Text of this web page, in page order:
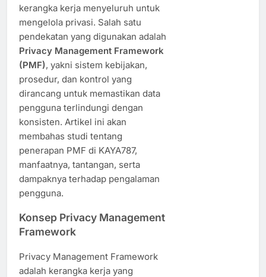
kerangka kerja menyeluruh untuk
mengelola privasi. Salah satu
pendekatan yang digunakan adalah
Privacy Management Framework
(PMF), yakni sistem kebijakan,
prosedur, dan kontrol yang
dirancang untuk memastikan data
pengguna terlindungi dengan
konsisten. Artikel ini akan
membahas studi tentang
penerapan PMF di KAYA787,
manfaatnya, tantangan, serta
dampaknya terhadap pengalaman
pengguna.
Konsep Privacy Management
Framework
Privacy Management Framework
adalah kerangka kerja yang